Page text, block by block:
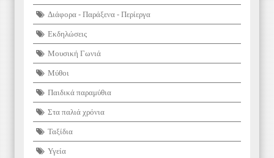
Διάφορα - Παράξενα - Περίεργα
Εκδηλώσεις
Μουσική Γωνιά
Μύθοι
Παιδικά παραμύθια
Στα παλιά χρόνια
Ταξίδια
Υγεία